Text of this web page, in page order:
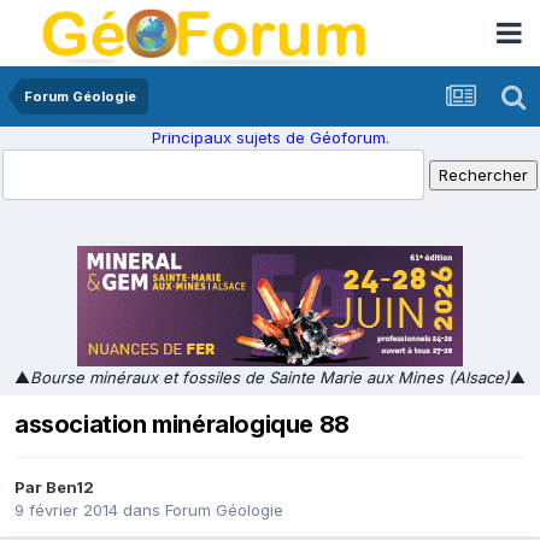
Forum Géologie
Principaux sujets de Géoforum.
▲Bourse minéraux et fossiles de Sainte Marie aux Mines (Alsace)▲
association minéralogique 88
Par Ben12
9 février 2014 dans Forum Géologie